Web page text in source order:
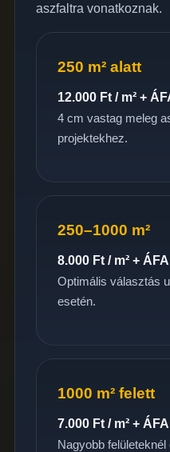
aszfaltra vonatkoznak.
250 m² alatt
12.000 Ft / m² +
4 cm vastag meleg
projektekhez.
250–1000 m²
8.000 Ft / m² + ÁFA
Optimális választás
esetén.
1000 m² felett
7.000 Ft / m² + ÁFA
Nagyobb